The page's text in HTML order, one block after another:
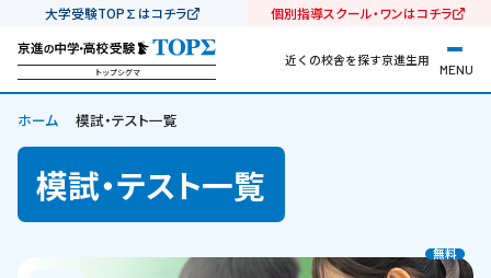
大学受験TOP∑はコチラ 個別指導スクール・ワンはコチラ
トップシグマ
近くの校舎を探す京進生用
MENU
ホーム 模試・テスト一覧
模試・テスト一覧
無料